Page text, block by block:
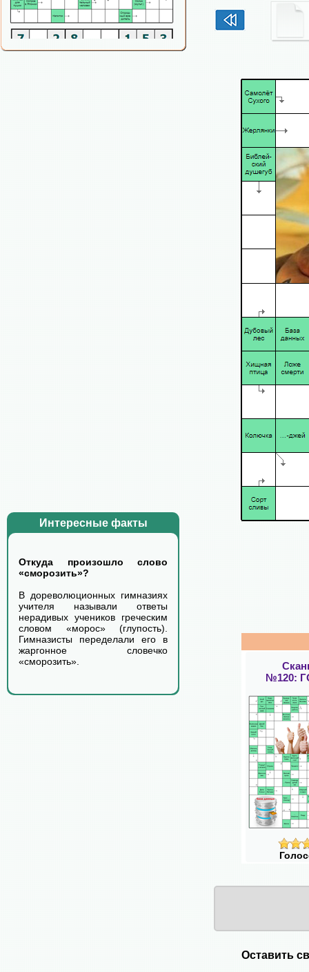
Интересные факты
Откуда произошло слово
«сморозить»?
В дореволюционных гимназиях
учителя называли ответы
нерадивых учеников греческим
словом «морос» (глупость).
Гимназисты переделали его в
жаргонное словечко
«сморозить».
№120:
Оставить